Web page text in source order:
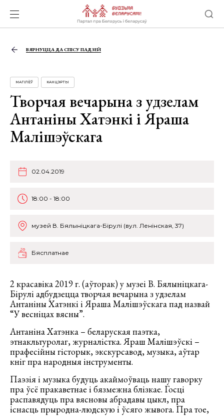
ВЯРНУЦЦА ДА СПІСУ ПАДЗЕЙ
МАГІЛЁЎ КАНЦЭРТЫ
Творчая вечарына з удзелам
Антаніны Хатэнкі і Яраша
Малішэўскага
02.04.2019
18:00 - 18:00
музей В. Бялыніцкага-Бірулі (вул. Ленінская, 37)
Бясплатнае
2 красавіка 2019 г. (аўторак) у музеі В. Бялыніцкага-
Бірулі адбудзецца творчая вечарына з удзелам
Антаніны Хатэнкі і Яраша Малішэўскага пад назвай
“У весніцах вясны”.
Антаніна Хатэнка – беларуская паэтка,
этнакльтуролаг, журналістка. Яраш Малішэўскі –
прафесійны гісторык, экскурсавод, музыка, аўтар
кніг пра народныя інструменты.
Паэзія і музыка будуць акаймоўваць нашу гаворку
пра ўсё пракаветнае і бязмежна блізкае. Госці
распавядуць пра вясновы абрадавы цыкл, пра
існасць прыродна-людскую і ўсяго жывога. Пра тое,